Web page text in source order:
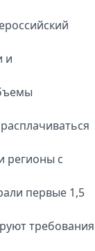
и
регионы с
первые 1,5
требования